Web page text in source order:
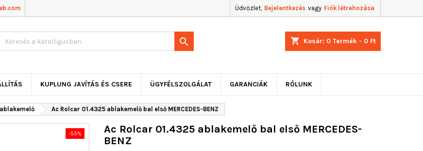
Üdvözlet, Bejelentkezés vagy Fiók létrehozása
shopping_cart Kosár: 0 Termék - 0 Ft

KUPLUNG JAVÍTÁS ÉS CSERE ÜGYFÉLSZOLGÁLAT GARANCIÁK RÓLUNK
ablakemelő Ac Rolcar 01.4325 ablakemelő bal első MERCEDES-BENZ
-55%
Ac Rolcar 01.4325 ablakemelő bal első MERCEDES-
BENZ